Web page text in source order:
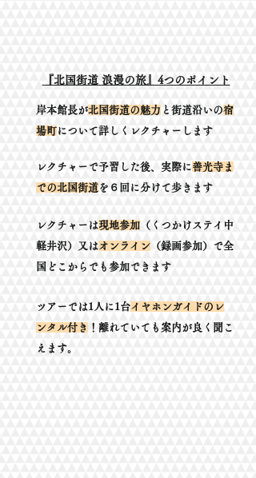
​『北国街道 浪漫の旅』4つのポイント
岸本館長が北国街道の魅力 と街道沿いの宿
場町について詳しくレクチャーします
レクチャーで予習した後、実際に善光寺ま
での北国街道を６回に分けて歩きます
レクチャーは現地参加 （くつかけステイ中
軽井沢）又は オンライン （録画参加）で全
国どこからでも参加できます
​ツアーでは1人に1台イヤホンガイドのレ
ンタル付き ！離れていても案内が良く聞こ
えます。